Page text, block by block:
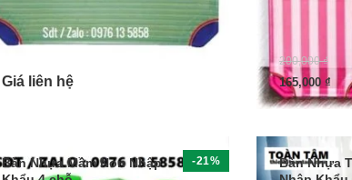
Giá liên hệ
200,000₫
165,000 ₫
-21%
Bàn Nhựa Mầm Non Nhập
Bàn Nhựa